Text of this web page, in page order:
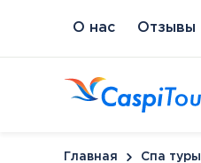
О нас Отзывы
Главная Спа туры